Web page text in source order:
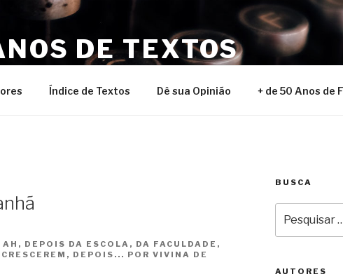
DE TEXTOS
Índice de Textos Dê sua Opinião + de 50 Anos de
DEPOIS DA ESCOLA, DA FACULDADE,
DEPOIS... POR VIVINA DE
BUSCA
por:
AUTORES